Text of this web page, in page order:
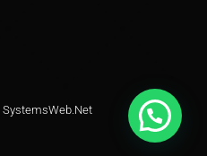
SystemsWeb.Net